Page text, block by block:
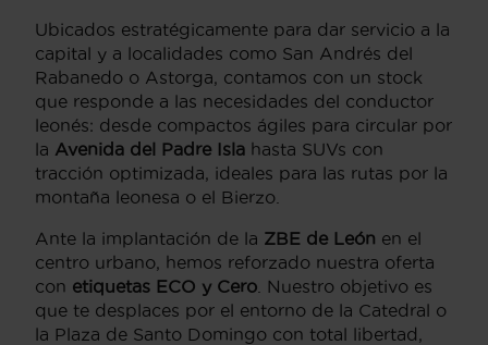
Ubicados estratégicamente para dar servicio a la
capital y a localidades como San Andrés del
Rabanedo o Astorga, contamos con un stock
que responde a las necesidades del conductor
leonés: desde compactos ágiles para circular por
la Avenida del Padre Isla hasta SUVs con
tracción optimizada, ideales para las rutas por la
montaña leonesa o el Bierzo.
Ante la implantación de la ZBE de León en el
centro urbano, hemos reforzado nuestra oferta
con etiquetas ECO y Cero . Nuestro objetivo es
que te desplaces por el entorno de la Catedral o
la Plaza de Santo Domingo con total libertad,